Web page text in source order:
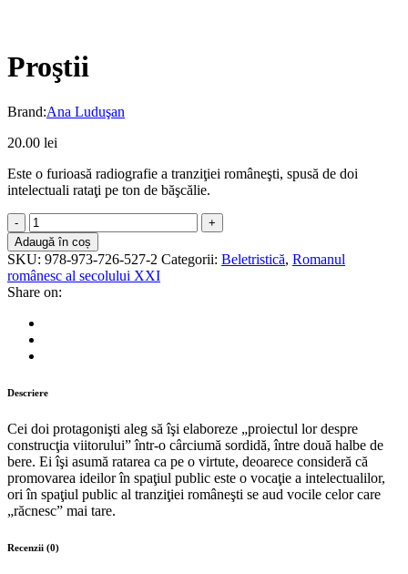
Proştii
Brand:Ana Luduşan
20.00 lei
Este o furioasă radiografie a tranziţiei româneşti, spusă de doi
intelectuali rataţi pe ton de băşcălie.
Proştii
quantity
Adaugă în coș
SKU: 978-973-726-527-2 Categorii: Beletristică, Romanul
românesc al secolului XXI
Share on:
Descriere
Cei doi protagonişti aleg să îşi elaboreze „proiectul lor despre
construcţia viitorului” într-o cârciumă sordidă, între două halbe de
bere. Ei îşi asumă ratarea ca pe o virtute, deoarece consideră că
promovarea ideilor în spaţiul public este o vocaţie a intelectualilor,
ori în spaţiul public al tranziţiei româneşti se aud vocile celor care
„răcnesc” mai tare.
Recenzii (0)